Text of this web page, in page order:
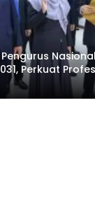
Pengurus
Perkuat